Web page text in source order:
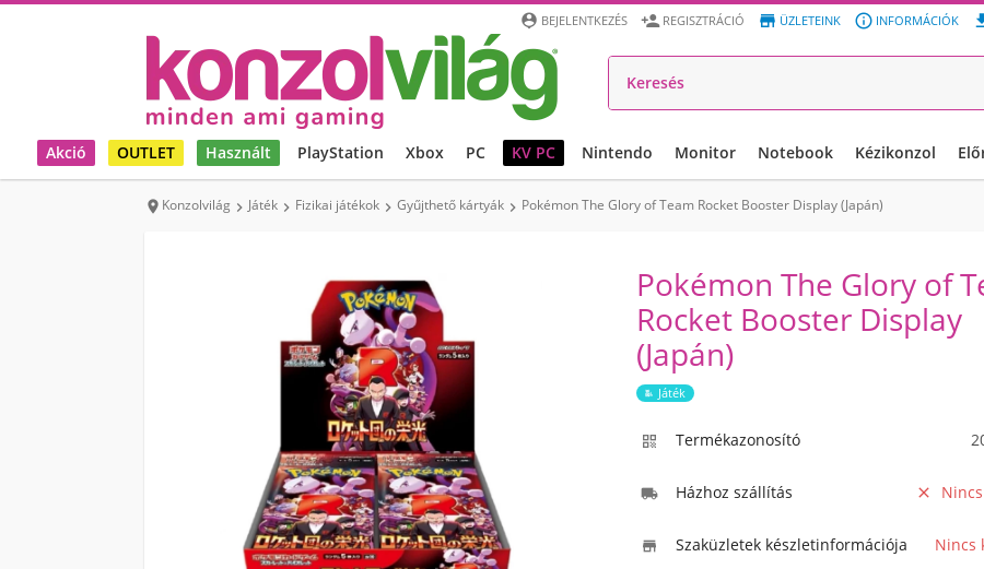
 INFORMÁCIÓK
 ÜZLETEINK
 REGISZTRÁCIÓ
 BEJELENTKEZÉS
Akció OUTLET Használt PlayStation Xbox PC KV PC Nintendo Monitor Notebook Kézikonzol
 Konzolvilág Játék  Fizikai játékok  Gyűjthető kártyák  Pokémon The Glory of Team Rocket Booster Display (Japán)
Pokémon The Glory of
Rocket Booster Display
(Japán)
Játék
 Termékazonosító
 Házhoz szállítás 
 Szaküzletek készletinformációja Nincs